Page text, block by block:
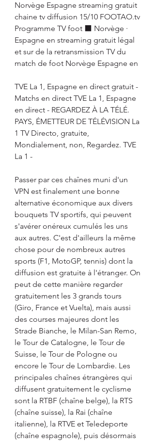
Norvège Espagne streaming gratuit
chaine tv diffusion 15/10 FOOTAO.tv
Programme TV foot ⬛ Norvège ·
Espagne en streaming gratuit légal
et sur de la retransmission TV du
match de foot Norvège Espagne en
TVE La 1, Espagne en direct gratuit -
Matchs en direct TVE La 1, Espagne
en direct - REGARDEZ À LA TÉLÉ.
PAYS, ÉMETTEUR DE TÉLÉVISION La
1 TV Directo, gratuite,
Mondialement, non, Regardez. TVE
La 1 -
Passer par ces chaînes muni d'un
VPN est finalement une bonne
alternative économique aux divers
bouquets TV sportifs, qui peuvent
s'avérer onéreux cumulés les uns
aux autres. C'est d'ailleurs la même
chose pour de nombreux autres
sports (F1, MotoGP, tennis) dont la
diffusion est gratuite à l'étranger. On
peut de cette manière regarder
gratuitement les 3 grands tours
(Giro, France et Vuelta), mais aussi
des courses majeures dont les
Strade Bianche, le Milan-San Remo,
le Tour de Catalogne, le Tour de
Suisse, le Tour de Pologne ou
encore le Tour de Lombardie. Les
principales chaînes étrangères qui
diffusent gratuitement le cyclisme
sont la RTBF (chaîne belge), la RTS
(chaîne suisse), la Rai (chaîne
italienne), la RTVE et Teledeporte
(chaîne espagnole), puis désormais